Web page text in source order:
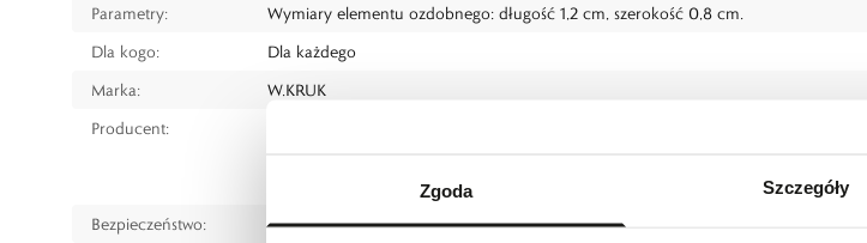
Zgoda Szczegóły
Parametry:
Wymiary elementu ozdobnego: długość 1,2 cm, szerokość 0,8 cm.
Dla kogo:
Dla każdego
Marka:
W.KRUK
Producent:
gspr@wkruk.pl
Bezpieczeństwo:
Informacje o bezpieczeństwie